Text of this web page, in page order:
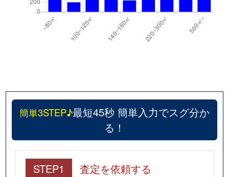
簡単3STEP♪最短45秒 簡単入力でスグ分か
る！
STEP1 査定を依頼する